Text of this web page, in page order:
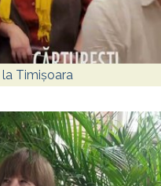
Timișoara